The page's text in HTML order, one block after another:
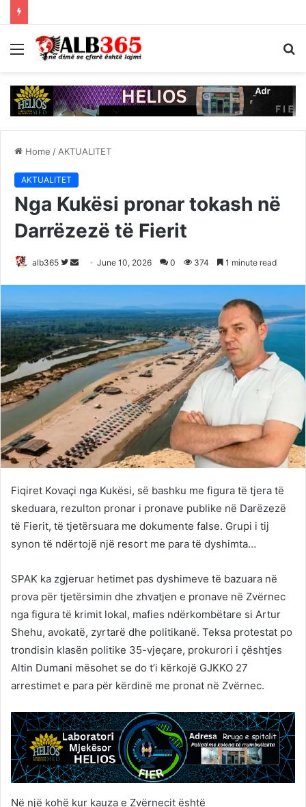
Menu
Home / AKTUALITET
AKTUALITET
Nga Kukësi pronar tokash në
Darrëzezë të Fierit
alb365
Follow
Send June 10, 2026 0 374 1 minute read
Fiqiret Kovaçi nga Kukësi, së bashku me figura të tjera të
skeduara, rezulton pronar i pronave publike në Darëzezë
të Fierit, të tjetërsuara me dokumente false. Grupi i tij
synon të ndërtojë një resort me para të dyshimta…
SPAK ka zgjeruar hetimet pas dyshimeve të bazuara në
prova për tjetërsimin dhe zhvatjen e pronave në Zvërnec
nga figura të krimit lokal, mafies ndërkombëtare si Artur
Shehu, avokatë, zyrtarë dhe politikanë. Teksa protestat po
trondisin klasën politike 35-vjeçare, prokurori i çështjes
Altin Dumani mësohet se do t’i kërkojë GJKKO 27
arrestimet e para për kërdinë me pronat në Zvërnec.
Në një kohë kur kauza e Zvërnecit është